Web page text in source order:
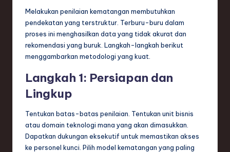
Melakukan penilaian kematangan membutuhkan
pendekatan yang terstruktur. Terburu-buru dalam
proses ini menghasilkan data yang tidak akurat dan
rekomendasi yang buruk. Langkah-langkah berikut
menggambarkan metodologi yang kuat.
Langkah 1: Persiapan dan
Lingkup
Tentukan batas-batas penilaian. Tentukan unit bisnis
atau domain teknologi mana yang akan dimasukkan.
Dapatkan dukungan eksekutif untuk memastikan akses
ke personel kunci. Pilih model kematangan yang paling